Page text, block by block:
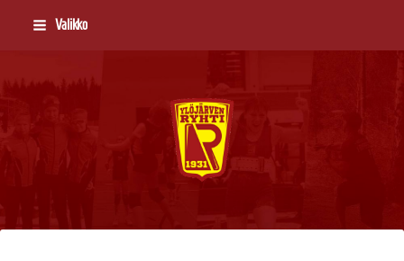
Valikko
Ylöjärven Ryhti